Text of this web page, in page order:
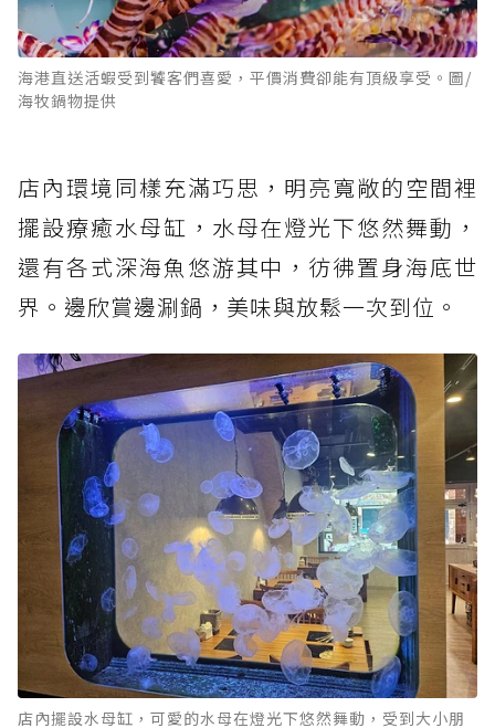
海港直送活蝦受到饕客們喜愛，平價消費卻能有頂級享受。圖/
海牧鍋物提供
店內環境同樣充滿巧思，明亮寬敞的空間裡
擺設療癒水母缸，水母在燈光下悠然舞動，
還有各式深海魚悠游其中，彷彿置身海底世
界。邊欣賞邊涮鍋，美味與放鬆一次到位。
店內擺設水母缸，可愛的水母在燈光下悠然舞動，受到大小朋